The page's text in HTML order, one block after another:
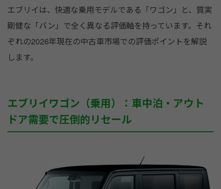
エブリイは、快適な乗用モデルである「ワゴン」と、質実
剛健な「バン」で全く異なる評価軸を持っています。それ
ぞれの2026年現在の中古車市場での評価ポイントを解説
します。
エブリイワゴン（乗用）：車中泊・アウト
ドア需要で圧倒的リセール